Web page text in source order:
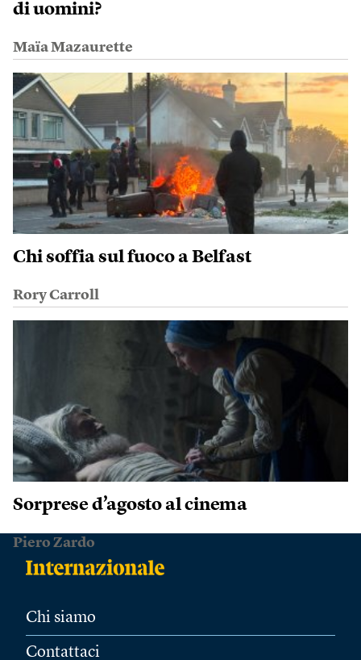
di uomini?
Maïa Mazaurette
Chi soffia sul fuoco a Belfast
Rory Carroll
Sorprese d’agosto al cinema
Piero Zardo
Chi siamo
Contattaci